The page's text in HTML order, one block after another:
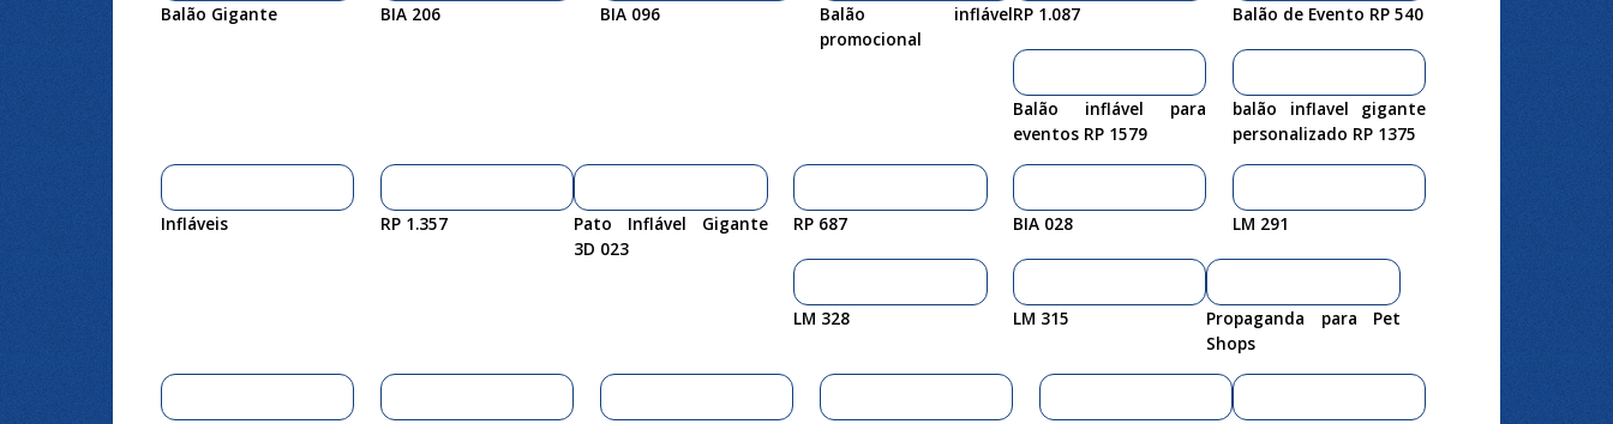
Balão Gigante BIA 206 BIA 096
Balão inflável
promocional
RP 1.087 Balão de Evento RP 540
Balão inflável para
eventos RP 1579
balão inflavel gigante
personalizado RP 1375
Infláveis RP 1.357
Pato Inflável Gigante
3D 023
RP 687 BIA 028 LM 291
LM 328 LM 315
Propaganda para Pet
Shops